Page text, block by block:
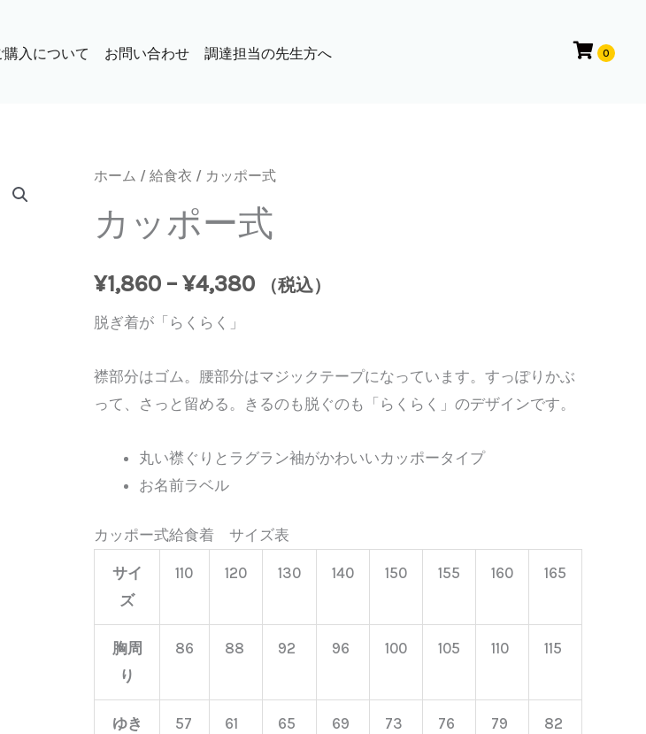
購入について お問い合わせ 調達担当の先生方へ 0
ホーム / 給食衣 / カッポー式
カッポー式
¥1,860 – ¥4,380価
帯:
¥1,860
–
（税込）
脱ぎ着が「らくらく」
襟部分はゴム。腰部分はマジックテープになっています。すっぽりかぶ
って、さっと留める。きるのも脱ぐのも「らくらく」のデザインです。
丸い襟ぐりとラグラン袖がかわいいカッポータイプ
お名前ラベル
カッポー式給食着 サイズ表
サイ
ズ
110 120 130 140 150 155 160 165
胸周
り
86 88 92 96 100 105 110 115
ゆき
57 61 65 69 73 76 79 82